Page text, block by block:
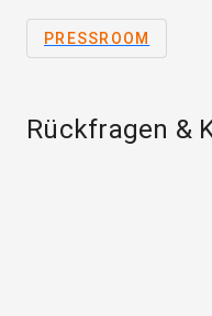
PRESSROOM
Rückfragen &